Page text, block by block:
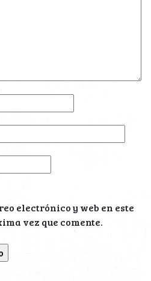
electrónico y web en este
vez que comente.